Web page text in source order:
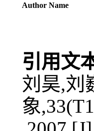
Author Name
引用文
刘昊,刘
象